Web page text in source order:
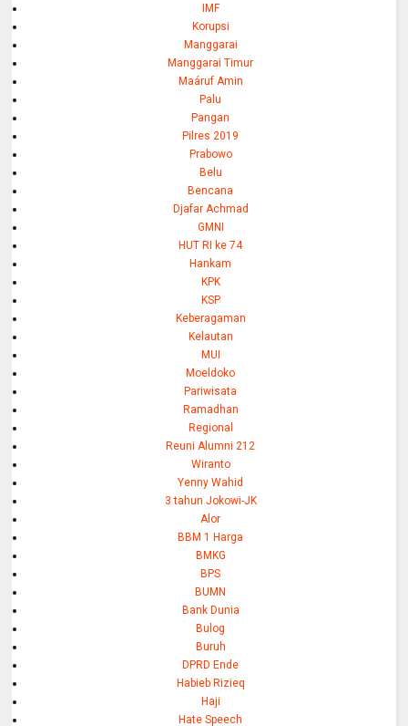
IMF
Korupsi
Manggarai
Manggarai Timur
Maáruf Amin
Palu
Pangan
Pilres 2019
Prabowo
Belu
Bencana
Djafar Achmad
GMNI
HUT RI ke 74
Hankam
KPK
KSP
Keberagaman
Kelautan
MUI
Moeldoko
Pariwisata
Ramadhan
Regional
Reuni Alumni 212
Wiranto
Yenny Wahid
3 tahun Jokowi-JK
Alor
BBM 1 Harga
BMKG
BPS
BUMN
Bank Dunia
Bulog
Buruh
DPRD Ende
Habieb Rizieq
Haji
Hate Speech